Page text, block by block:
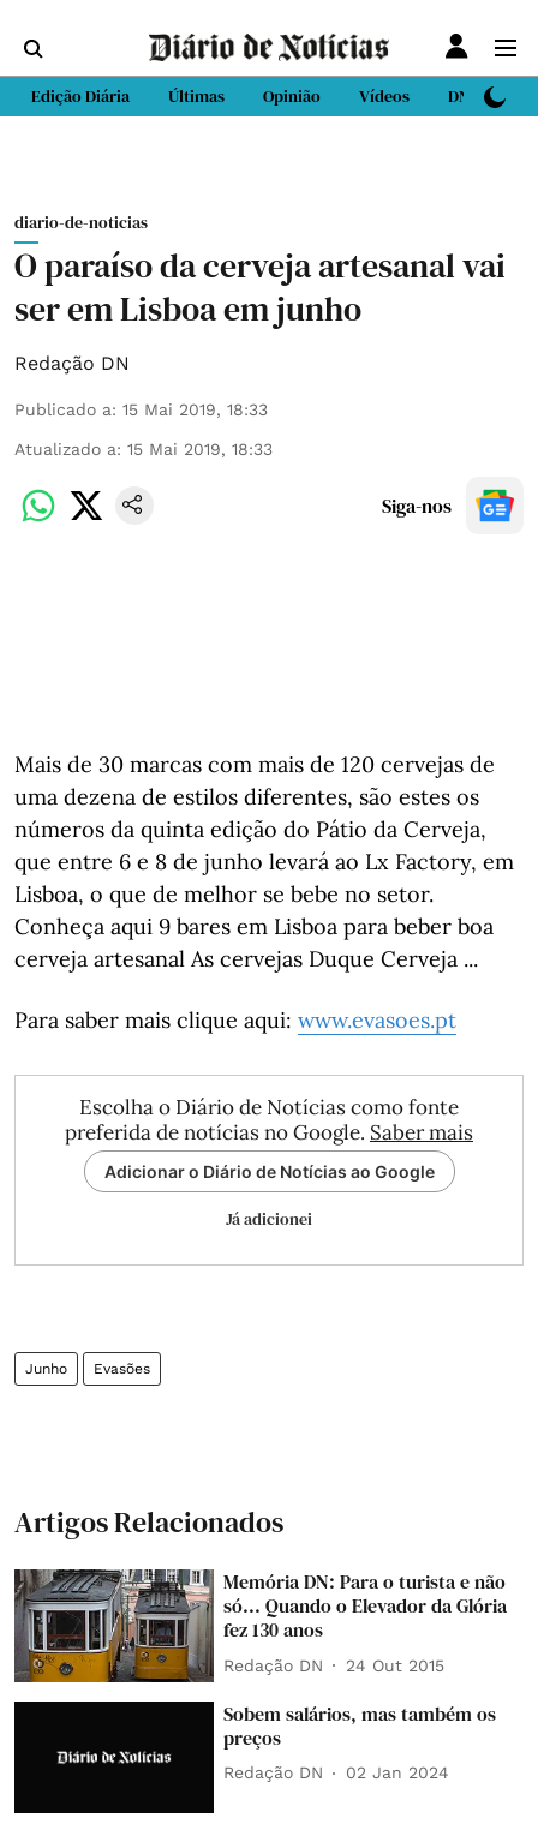
Edição Diária Últimas Opinião Vídeos DN Sport
diario-de-noticias
O paraíso da cerveja artesanal vai
ser em Lisboa em junho
Redação DN
Publicado a: 15 Mai 2019, 18:33
Atualizado a: 15 Mai 2019, 18:33
Siga-nos
Mais de 30 marcas com mais de 120 cervejas de
uma dezena de estilos diferentes, são estes os
números da quinta edição do Pátio da Cerveja,
que entre 6 e 8 de junho levará ao Lx Factory, em
Lisboa, o que de melhor se bebe no setor.
Conheça aqui 9 bares em Lisboa para beber boa
cerveja artesanal As cervejas Duque Cerveja ...
Para saber mais clique aqui: www.evasoes.pt
Escolha o Diário de Notícias como fonte
preferida de notícias no Google. Saber mais
Adicionar o Diário de Notícias ao Google
Já adicionei
Junho Evasões
Artigos Relacionados
Memória DN: Para o turista e não
só... Quando o Elevador da Glória
fez 130 anos
Redação DN 24 Out 2015
Sobem salários, mas também os
preços
Redação DN 02 Jan 2024